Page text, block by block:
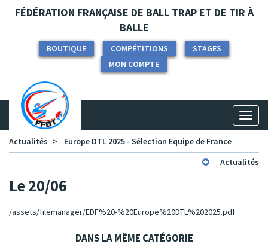
Panneau de gestion des cookies
FÉDÉRATION FRANÇAISE DE BALL TRAP ET DE TIR À
BALLE
BOUTIQUE COMPÉTITIONS
STAGES
MON COMPTE
Actualités
Europe DTL 2025 - Sélection Equipe de France
Actualités
Le 20/06
/assets/filemanager/EDF%20-%20Europe%20DTL%202025.pdf
DANS LA MÊME CATÉGORIE